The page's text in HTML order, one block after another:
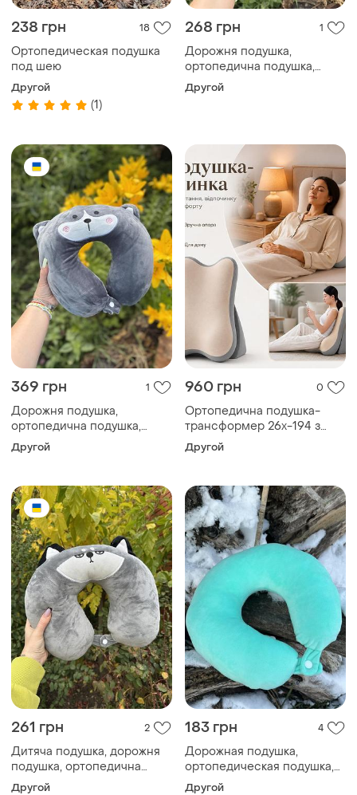
238 грн 18
Ортопедическая подушка
под шею
Другой
(1)
268 грн 1
Дорожня подушка,
ортопедична подушка,
подушка в дорогу капібара
Другой
369 грн 1
Дорожня подушка,
ортопедична подушка,
подушка в дорогу memory
foam
Другой
960 грн 0
Ортопедична подушка-
трансформер 26x-194 з
регулюванням кута нахилу
сіра
Другой
261 грн 2
Дитяча подушка, дорожня
подушка, ортопедична
подушка
Другой
183 грн 4
Дорожная подушка,
ортопедическая подушка,
подушка дорожная
Другой